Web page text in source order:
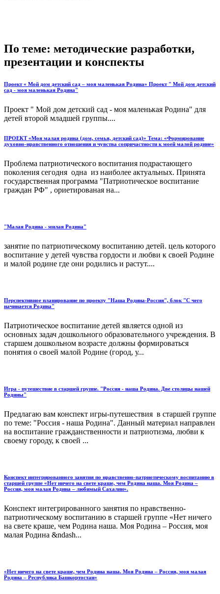
По теме: методические разработки,
презентации и конспекты
Проект « Мой дом детский сад – моя маленькая Родина» Проект " Мой дом детский
сад - моя маленькая Родина"
Проект " Мой дом детский сад - моя маленькая Родина" для
детей второй младшей группы....
ПРОЕКТ «Моя малая родина (дом, семья, детский сад)» Тема: «Формирование
духовно-нравственного отношения и чувства сопричастности к моей малой родине»
Проблема патриотического воспитания подрастающего
поколения сегодня одна из наиболее актуальных. Принята
государственная программа "Патриотическое воспитание
граждан РФ" , ориетированая на...
"Малая Родина - милая Родина"
занятие по патриотическому воспитанию детей. цель которого
воспитание у детей чувства гордости и любви к своей Родине
и малой родине где они родились и растут....
Перспективное планирование по проекту "Наша Родина-Россия", блок "С чего
начинается Родина"
Патриотическое воспитание детей является одной из
основных задач дошкольного образовательного учреждения. В
старшем дошкольном возрасте должны формироваться
понятия о своей малой Родине (город, у...
Игра - путешествие в старшей группе. "Россия - наша Родина. Две столицы нашей
Родины"
Предлагаю вам конспект игры-путешествия в старшей группе
по теме: "Россия - наша Родина". Данный материал направлен
на воспитание гражданственности и патриотизма, любви к
своему городу, к своей ...
Конспект интегрированного занятия по нравственно-патриотическому воспитанию в
старшей группе «Нет ничего на свете краше, чем Родина наша. Моя Родина –
Россия, моя малая Родина – любимый Сахалин».
Конспект интегрированного занятия по нравственно-
патриотическому воспитанию в старшей группе «Нет ничего
на свете краше, чем Родина наша. Моя Родина – Россия, моя
малая Родина &ndash...
«Нет ничего на свете краше, чем Родина наша. Моя Родина – Россия, моя малая
Родина – Республика Башкортостан»